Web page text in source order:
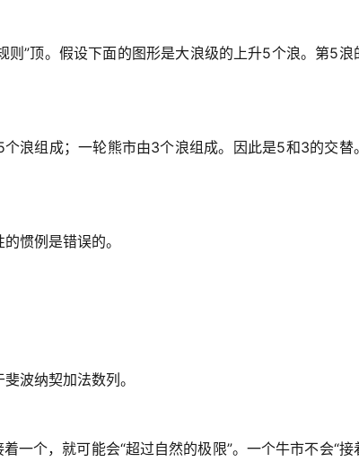
”顶。假设下面的图形是大浪级的上升5个浪。第5浪
浪组成；一轮熊市由3个浪组成。因此是5和3的交替
惯例是错误的。
波纳契加法数列。
一个，就可能会“超过自然的极限”。一个牛市不会“接